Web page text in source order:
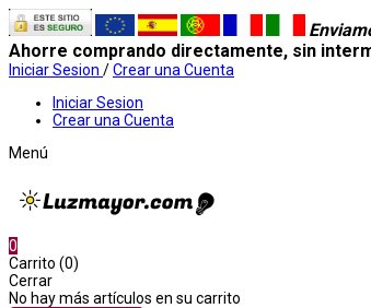
Ahorre comprando directamente, sin
Iniciar Sesion /Crear una Cuenta
Iniciar Sesion
Crear una Cuenta
Menú
0
Carrito (0)
Cerrar
No hay más artículos en su carrito